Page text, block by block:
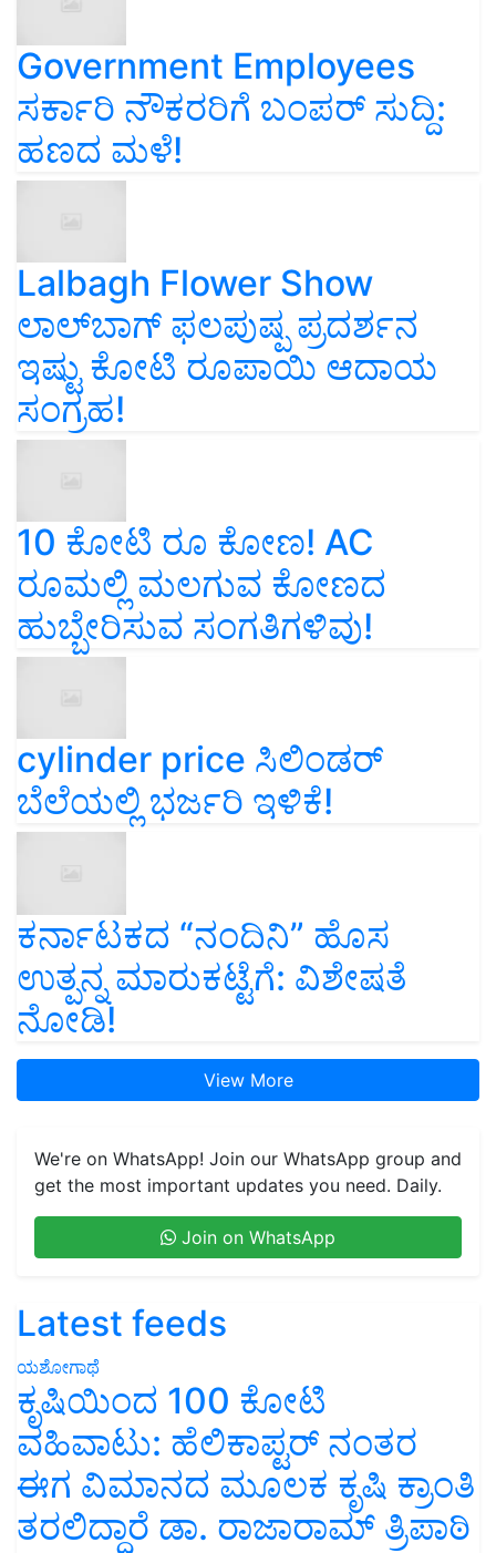
Government Employees
ಸರ್ಕಾರಿ ನೌಕರರಿಗೆ ಬಂಪರ್‌ ಸುದ್ದಿ:
ಹಣದ ಮಳೆ!
Lalbagh Flower Show
ಲಾಲ್‌ಬಾಗ್ ಫಲಪುಷ್ಪ ಪ್ರದರ್ಶನ
ಇಷ್ಟು ಕೋಟಿ ರೂಪಾಯಿ ಆದಾಯ
ಸಂಗ್ರಹ!
10 ಕೋಟಿ ರೂ ಕೋಣ! AC
ರೂಮಲ್ಲಿ ಮಲಗುವ ಕೋಣದ
ಹುಬ್ಬೇರಿಸುವ ಸಂಗತಿಗಳಿವು!
cylinder price ಸಿಲಿಂಡರ್‌
ಬೆಲೆಯಲ್ಲಿ ಭರ್ಜರಿ ಇಳಿಕೆ!
ಕರ್ನಾಟಕದ “ನಂದಿನಿ” ಹೊಸ
ಉತ್ಪನ್ನ ಮಾರುಕಟ್ಟೆಗೆ: ವಿಶೇಷತೆ
ನೋಡಿ!
View More
We're on WhatsApp! Join our WhatsApp group and
get the most important updates you need. Daily.
Join on WhatsApp
Latest feeds
ಯಶೋಗಾಥೆ
ಕೃಷಿಯಿಂದ 100 ಕೋಟಿ
ವಹಿವಾಟು: ಹೆಲಿಕಾಪ್ಟರ್ ನಂತರ
ಈಗ ವಿಮಾನದ ಮೂಲಕ ಕೃಷಿ ಕ್ರಾಂತಿ
ತರಲಿದ್ದಾರೆ ಡಾ. ರಾಜಾರಾಮ್ ತ್ರಿಪಾಠಿ